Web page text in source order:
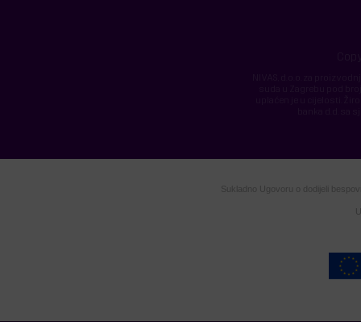
Sukladno Ugovoru o dodijeli